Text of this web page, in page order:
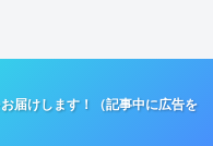
届けします！（記事中に広告を